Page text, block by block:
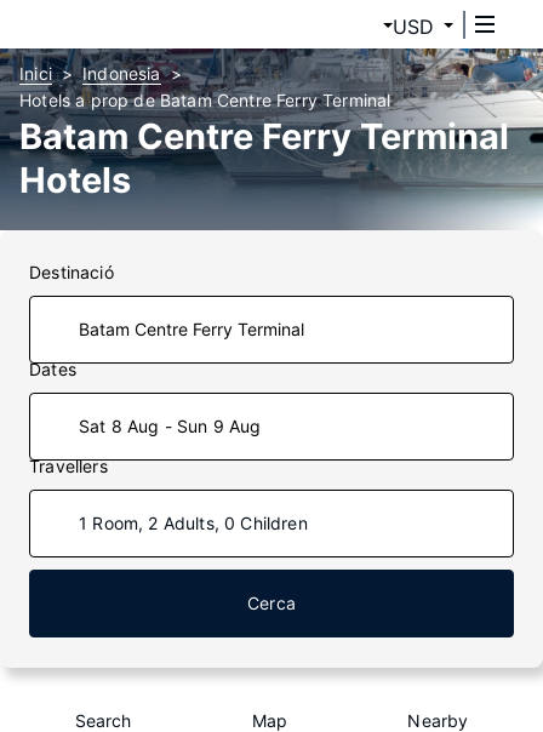
USD
Inici
Indonesia
Hotels a prop de Batam Centre Ferry Terminal
Batam Centre Ferry Terminal
Hotels
Destinació
Dates
Sat 8 Aug - Sun 9 Aug
Travellers
1 Room, 2 Adults, 0 Children
Cerca
Search Map Nearby